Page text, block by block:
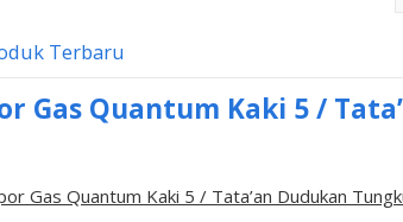
Terbaru
Gas Quantum Kaki 5 /
Gas Quantum Kaki 5 / Tata’an Dudukan